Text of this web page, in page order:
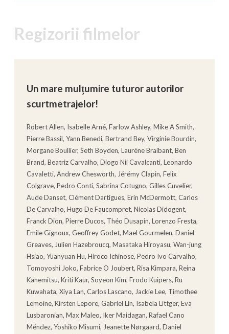
Regizorii filmelor
Un mare mulțumire tuturor autorilor
scurtmetrajelor!
Robert Allen, Isabelle Arné, Farlow Ashley, Mike A Smith,
Pierre Bassil, Yann Benedi, Bertrand Bey, Virginie Bourdin,
Morgane Boullier, Seth Boyden, Laurène Braibant, Ben
Brand, Beatriz Carvalho, Diogo Nii Cavalcanti, Leonardo
Cavaletti, Andrew Chesworth, Jérémy Clapin, Felix
Colgrave, Pedro Conti, Sabrina Cotugno, Gilles Cuvelier,
Aude Danset, Clément Dartigues, Erin McDermott, Carlos
De Carvalho, Hugo De Faucompret, Nicolas Didogent,
Franck Dion, Pierre Ducos, Théo Dusapin, Lorenzo Fresta,
Emile Gignoux, Geoffrey Godet, Mael Gourmelen, Daniel
Greaves, Julien Hazebroucq, Masataka Hiroyasu, Wan-jung
Hsiao, Yuanyuan Hu, Hiroco Ichinose, Pedro Ivo Carvalho,
Tomoyoshi Joko, Fabrice O Joubert, Risa Kimpara, Reina
Kanemitsu, Kriti Kaur, Soyeon Kim, Frodo Kuipers, Ru
Kuwahata, Xiya Lan, Carlos Lascano, Jackie Lee, Timothee
Lemoine, Kirsten Lepore, Gabriel Lin, Isabela Littger, Eva
Lusbaronian, Max Maleo, Iker Maidagan, Rafael Cano
Méndez, Yoshiko Misumi, Jeanette Nørgaard, Daniel